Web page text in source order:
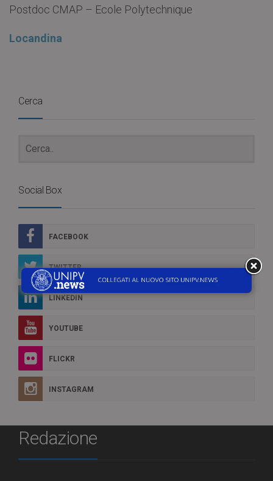
Postdoc CMAP – Ecole Polytechnique
Locandina
Cerca
Social Box
FACEBOOK
TWITTER
LINKEDIN
YOUTUBE
FLICKR
INSTAGRAM
Redazione